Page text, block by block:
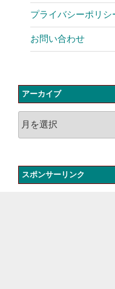
プライバシーポリシ
お問い合わせ
アーカイブ
ー
ブ
スポンサーリンク